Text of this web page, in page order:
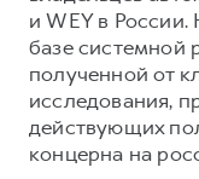
POER
от 3 449 000 ₽
Для малого
Корпоративным
Крупным
Система
Мобильное
Программа
Руководства по
Подписки
и WEY в
базе системной
полученной от
исследования,
действующих
концерна на